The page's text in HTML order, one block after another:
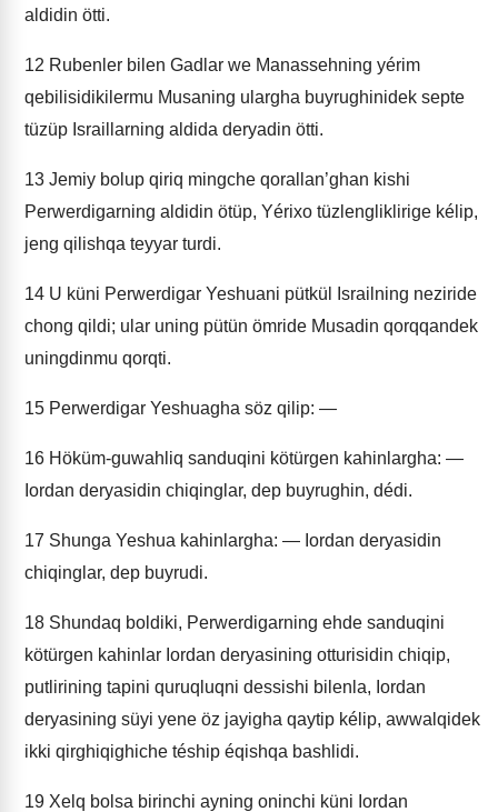
aldidin ötti.
12 Rubenler bilen Gadlar we Manassehning yérim
qebilisidikilermu Musaning ulargha buyrughinidek septe
tüzüp Israillarning aldida deryadin ötti.
13 Jemiy bolup qiriq mingche qorallan’ghan kishi
Perwerdigarning aldidin ötüp, Yérixo tüzlengliklirige kélip,
jeng qilishqa teyyar turdi.
14 U küni Perwerdigar Yeshuani pütkül Israilning neziride
chong qildi; ular uning pütün ömride Musadin qorqqandek
uningdinmu qorqti.
15 Perwerdigar Yeshuagha söz qilip: —
16 Höküm-guwahliq sanduqini kötürgen kahinlargha: —
Iordan deryasidin chiqinglar, dep buyrughin, dédi.
17 Shunga Yeshua kahinlargha: — Iordan deryasidin
chiqinglar, dep buyrudi.
18 Shundaq boldiki, Perwerdigarning ehde sanduqini
kötürgen kahinlar Iordan deryasining otturisidin chiqip,
putlirining tapini quruqluqni dessishi bilenla, Iordan
deryasining süyi yene öz jayigha qaytip kélip, awwalqidek
ikki qirghiqighiche téship éqishqa bashlidi.
19 Xelq bolsa birinchi ayning oninchi küni Iordan